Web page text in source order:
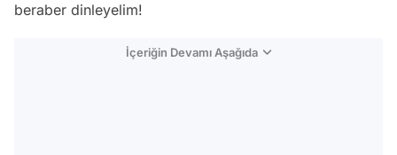
beraber dinleyelim!
İçeriğin Devamı Aşağıda